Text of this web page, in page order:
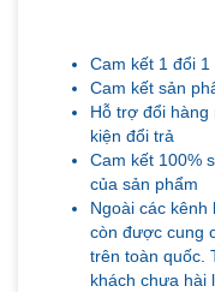
Cam kết 1 đổi
Cam kết sản
Hỗ trợ đổi hàng
kiện đổi trả
Cam kết 100%
của sản phẩm
Ngoài các kênh
còn được cung
trên toàn quốc.
khách chưa hài